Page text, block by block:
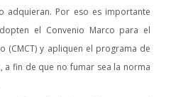
adquieran. Por eso es importante
el Convenio Marco para el
(CMCT) y apliquen el programa de
a fin de que no fumar sea la norma